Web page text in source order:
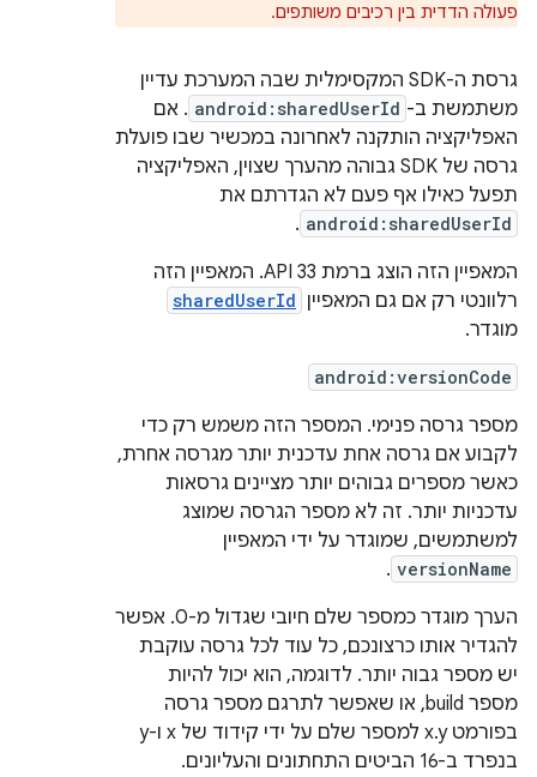
פעולה הדדית בין רכיבים משותפים.
גרסת ה-SDK המקסימלית שבה המערכת עדיין
משתמשת ב- android:sharedUserId . אם
האפליקציה הותקנה לאחרונה במכשיר שבו פועלת
גרסה של SDK גבוהה מהערך שצוין, האפליקציה
תפעל כאילו אף פעם לא הגדרתם את
android:sharedUserId
.
המאפיין הזה הוצג ברמת API 33. המאפיין הזה
רלוונטי רק אם גם המאפיין sharedUserId
מוגדר.
android:versionCode
מספר גרסה פנימי. המספר הזה משמש רק כדי
לקבוע אם גרסה אחת עדכנית יותר מגרסה אחרת,
כאשר מספרים גבוהים יותר מציינים גרסאות
עדכניות יותר. זה לא מספר הגרסה שמוצג
למשתמשים, שמוגדר על ידי המאפיין
versionName
.
הערך מוגדר כמספר שלם חיובי שגדול מ-0. אפשר
להגדיר אותו כרצונכם, כל עוד לכל גרסה עוקבת
יש מספר גבוה יותר. לדוגמה, הוא יכול להיות
מספר build, או שאפשר לתרגם מספר גרסה
בפורמט x.y למספר שלם על ידי קידוד של x ו-y
בנפרד ב-16 הביטים התחתונים והעליונים.